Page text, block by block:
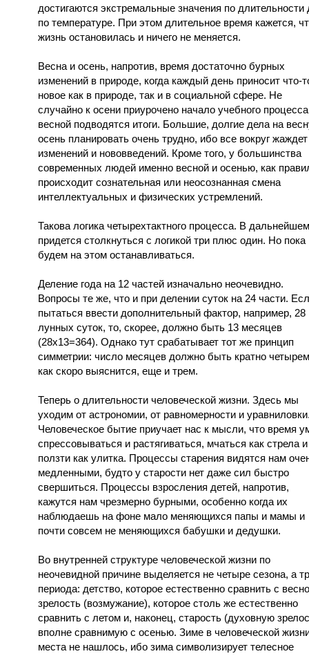
достигаются экстремальные значения по длительности
по температуре. При этом длительное время кажется,
жизнь остановилась и ничего не меняется.
Весна и осень, напротив, время достаточно бурных
изменений в природе, когда каждый день приносит что-
новое как в природе, так и в социальной сфере. Не
случайно к осени приурочено начало учебного
весной подводятся итоги. Большие, долгие дела на
осень планировать очень трудно, ибо все вокруг жаждет
изменений и нововведений. Кроме того, у большинства
современных людей именно весной и осенью, как
происходит сознательная или неосознанная смена
интеллектуальных и физических устремлений.
Такова логика четырехтактного процесса. В дальнейшем
придется столкнуться с логикой три плюс один. Но пока
будем на этом останавливаться.
Деление года на 12 частей изначально неочевидно.
Вопросы те же, что и при делении суток на 24 части.
пытаться ввести дополнительный фактор, например, 28
лунных суток, то, скорее, должно быть 13 месяцев
(28х13=364). Однако тут срабатывает тот же принцип
симметрии: число месяцев должно быть кратно
как скоро выяснится, еще и трем.
Теперь о длительности человеческой жизни. Здесь мы
уходим от астрономии, от равномерности и
Человеческое бытие приучает нас к мысли, что время
спрессовываться и растягиваться, мчаться как стрела и
ползти как улитка. Процессы старения видятся нам
медленными, будто у старости нет даже сил быстро
свершиться. Процессы взросления детей, напротив,
кажутся нам чрезмерно бурными, особенно когда их
наблюдаешь на фоне мало меняющихся папы и мамы и
почти совсем не меняющихся бабушки и дедушки.
Во внутренней структуре человеческой жизни по
неочевидной причине выделяется не четыре сезона, а
периода: детство, которое естественно сравнить с
зрелость (возмужание), которое столь же естественно
сравнить с летом и, наконец, старость (духовную
вполне сравнимую с осенью. Зиме в человеческой
места не нашлось, ибо зима символизирует телесное